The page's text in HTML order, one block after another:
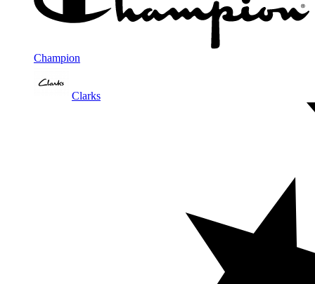
Champion
Clarks